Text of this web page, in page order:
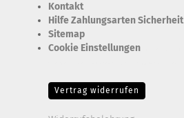
Kontakt
Hilfe Zahlungsarten Sicherheit
Sitemap
Cookie Einstellungen
Vertrag widerrufen